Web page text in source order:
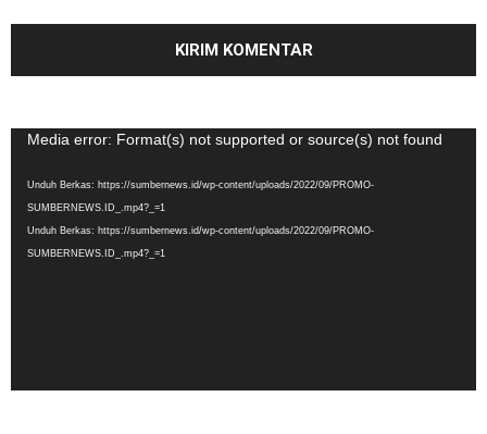
Pemutar
Media error: Format(s) not supported or source(s) not found
Unduh Berkas: https://sumbernews.id/wp-content/uploads/2022/09/PROMO-
SUMBERNEWS.ID_.mp4?_=1
Unduh Berkas: https://sumbernews.id/wp-content/uploads/2022/09/PROMO-
SUMBERNEWS.ID_.mp4?_=1